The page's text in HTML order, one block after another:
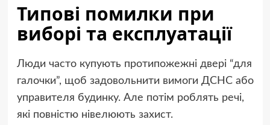
Типові помилки при
виборі та експлуатації
Люди часто купують протипожежні двері “для
галочки”, щоб задовольнити вимоги ДСНС або
управителя будинку. Але потім роблять речі,
які повністю нівелюють захист.